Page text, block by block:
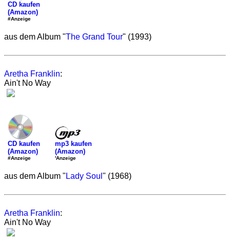
CD kaufen
(Amazon)
#Anzeige
aus dem Album "The Grand Tour" (1993)
Aretha Franklin:
Ain't No Way
CD kaufen
(Amazon)
#Anzeige
mp3 kaufen
(Amazon)
'Anzeige
aus dem Album " Lady Soul " (1968)
Aretha Franklin:
Ain't No Way